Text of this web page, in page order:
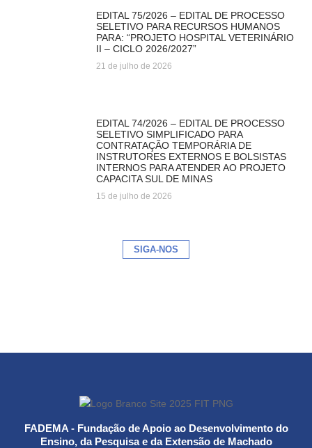
EDITAL 75/2026 – EDITAL DE PROCESSO
SELETIVO PARA RECURSOS HUMANOS
PARA: “PROJETO HOSPITAL VETERINÁRIO
II – CICLO 2026/2027”
21 de julho de 2026
EDITAL 74/2026 – EDITAL DE PROCESSO
SELETIVO SIMPLIFICADO PARA
CONTRATAÇÃO TEMPORÁRIA DE
INSTRUTORES EXTERNOS E BOLSISTAS
INTERNOS PARA ATENDER AO PROJETO
CAPACITA SUL DE MINAS
15 de julho de 2026
SIGA-NOS
FADEMA - Fundação de Apoio ao Desenvolvimento do
Ensino, da Pesquisa e da Extensão de Machado